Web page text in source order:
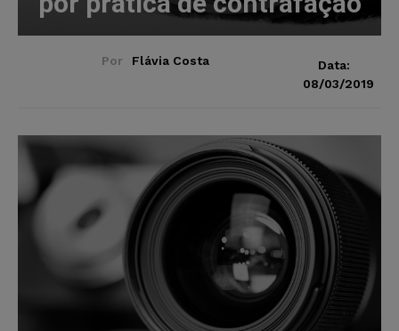
Por Flávia Costa
Data:
08/03/2019